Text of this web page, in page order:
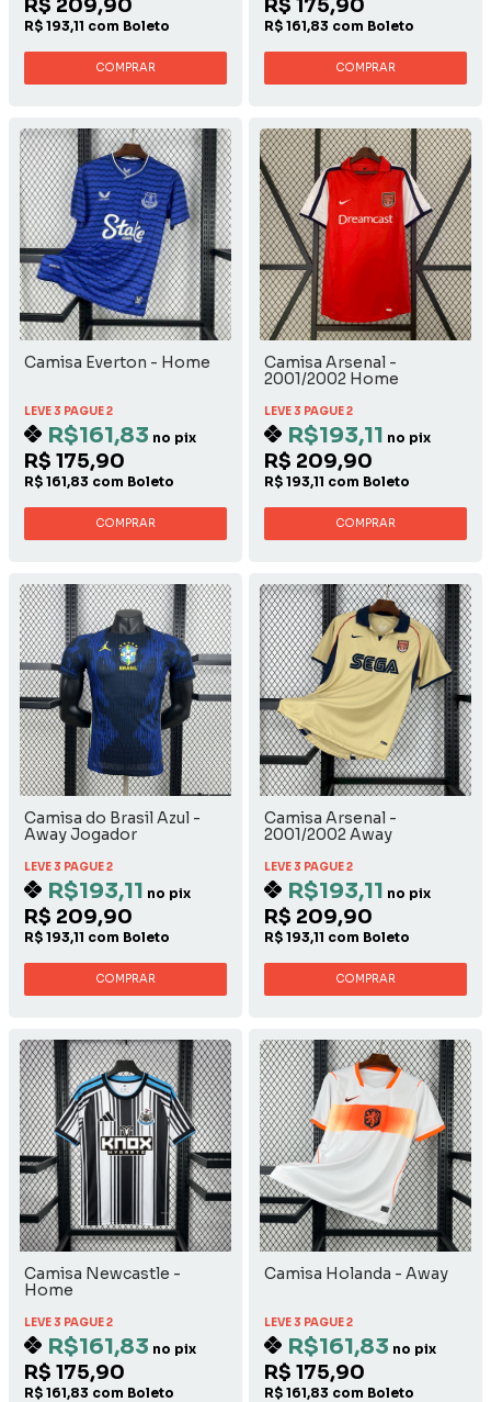
R$ 209,90
R$ 193,11 com Boleto
COMPRAR
R$ 175,90
R$ 161,83 com Boleto
COMPRAR
Camisa Everton - Home
LEVE 3 PAGUE 2
R$161,83 no pix
R$ 175,90
R$ 161,83 com Boleto
COMPRAR
Camisa Arsenal -
2001/2002 Home
LEVE 3 PAGUE 2
R$193,11 no pix
R$ 209,90
R$ 193,11 com Boleto
COMPRAR
Camisa do Brasil Azul -
Away Jogador
LEVE 3 PAGUE 2
R$193,11 no pix
R$ 209,90
R$ 193,11 com Boleto
COMPRAR
Camisa Arsenal -
2001/2002 Away
LEVE 3 PAGUE 2
R$193,11 no pix
R$ 209,90
R$ 193,11 com Boleto
COMPRAR
Camisa Newcastle -
Home
LEVE 3 PAGUE 2
R$161,83 no pix
R$ 175,90
R$ 161,83 com Boleto
Camisa Holanda - Away
LEVE 3 PAGUE 2
R$161,83 no pix
R$ 175,90
R$ 161,83 com Boleto